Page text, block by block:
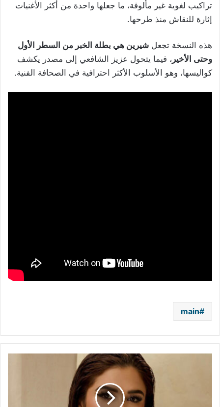
تراكيب لغوية غير مألوفة، ما جعلها واحدة من أكثر الأغنيات
إثارة للنقاش منذ طرحها.
هذه النسخة تجعل شيرين هي بطلة الخبر من السطر الأول
وحتى الأخير ، فيما يتحول عزيز الشافعي إلى مصدر يكشف
كواليسها، وهو الأسلوب الأكثر احترافية في الصحافة الفنية.
main